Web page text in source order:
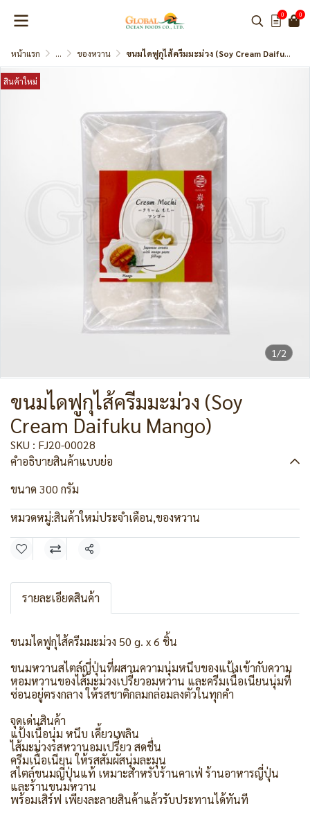
0 0
หน้าแรก ... ของหวาน ขนมไดฟูกุไส้ครีมมะม่วง (Soy Cream Daifuku Mango)
1/2
สินค้าใหม่
ขนมไดฟูกุไส้ครีมมะม่วง (Soy
Cream Daifuku Mango)
SKU : FJ20-00028
คำอธิบายสินค้าแบบย่อ
ขนาด 300 กรัม
หมวดหมู่:สินค้าใหม่ประจำเดือน,ของหวาน
แชร์
รายละเอียดสินค้า
ขนมไดฟูกุไส้ครีมมะม่วง 50 g. x 6 ชิ้น
ขนมหวานสไตล์ญี่ปุ่นที่ผสานความนุ่มหนึบของแป้งเข้ากับความ
หอมหวานของไส้มะม่วงเปรี้ยวอมหวาน และครีมเนื้อเนียนนุ่มที่
ซ่อนอยู่ตรงกลาง ให้รสชาติกลมกล่อมลงตัวในทุกคำ
จุดเด่นสินค้า
แป้งเนื้อนุ่ม หนึบ เคี้ยวเพลิน
ไส้มะม่วงรสหวานอมเปรี้ยว สดชื่น
ครีมเนื้อเนียน ให้รสสัมผัสนุ่มละมุน
สไตล์ขนมญี่ปุ่นแท้ เหมาะสำหรับร้านคาเฟ่ ร้านอาหารญี่ปุ่น
และร้านขนมหวาน
พร้อมเสิร์ฟ เพียงละลายสินค้าแล้วรับประทานได้ทันที